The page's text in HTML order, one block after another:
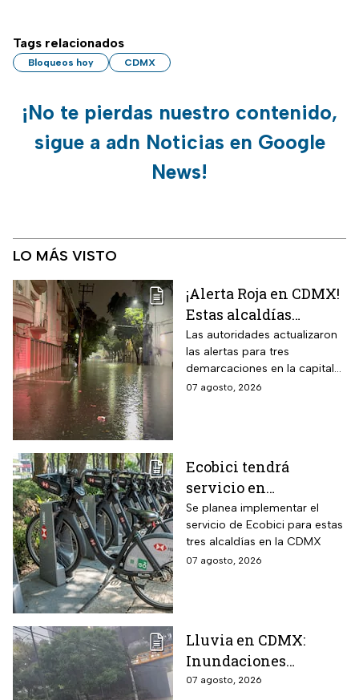
Tags relacionados
Bloqueos hoy CDMX
¡No te pierdas nuestro contenido,
sigue a adn Noticias en Google
News!
LO MÁS VISTO
¡Alerta Roja en CDMX!
Estas alcaldías
registran lluvias
intensas e
inundaciones este
viernes 7 de agosto
Las autoridades actualizaron
las alertas para tres
demarcaciones en la capital
del país por las intensas
07 agosto, 2026
Ecobici tendrá
servicio en
Iztapalapa, Tlalpan e
Iztacalco; preparan
nuevas estaciones
Se planea implementar el
servicio de Ecobici para estas
tres alcaldías en la CDMX
07 agosto, 2026
Lluvia en CDMX:
Inundaciones
colapsan Periférico
07 agosto, 2026